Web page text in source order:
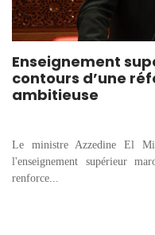
Enseignement
contours d’une
ambitieuse
Le ministre Azzedine El
l'enseignement supérieur
renforce...